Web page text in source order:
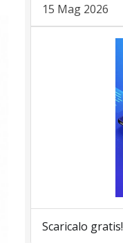
15 Mag 2026
Scaricalo gratis!